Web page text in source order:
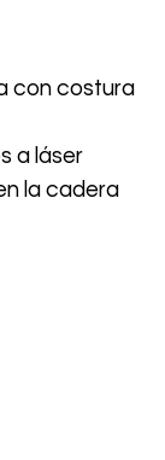
con costura
a láser
la cadera